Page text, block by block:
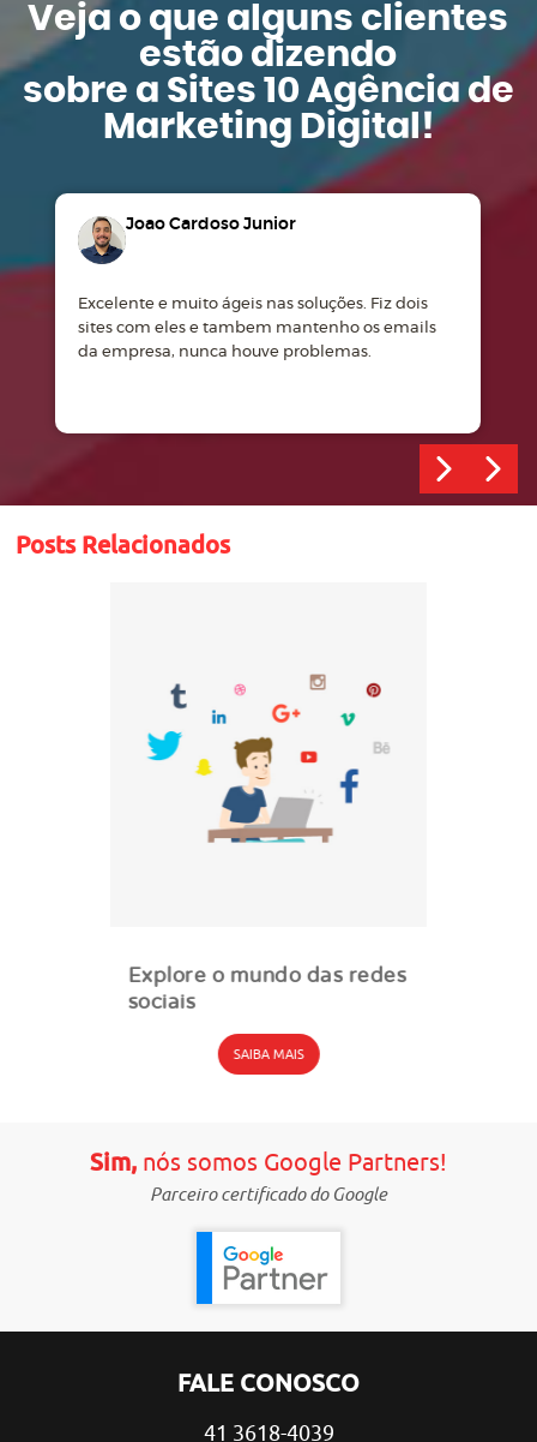
Veja o que alguns clientes
estão dizendo
sobre a Sites 10 Agência de
Marketing Digital!
Joao Cardoso Junior
Excelente e muito ágeis nas soluções. Fiz dois
sites com eles e tambem mantenho os emails
da empresa, nunca houve problemas.
Posts Relacionados
Explore o mundo das redes
sociais
SAIBA MAIS
Sim,nós somos Google Partners!
Parceiro certificado do Google
FALE CONOSCO
41 3618-4039